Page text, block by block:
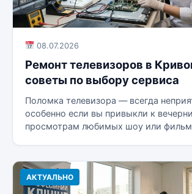
08.07.2026
Ремонт телевизоров в
советы по выбору сервиса
Поломка телевизора — всегда
особенно если вы привыкли к
просмотрам любимых шоу или
АКТУАЛЬНО